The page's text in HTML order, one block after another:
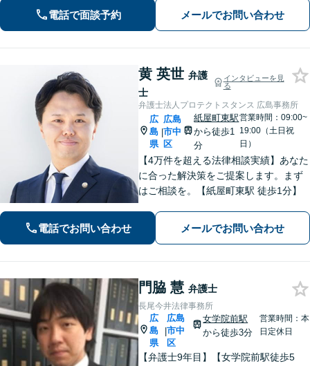
話しやすい弁護士に是非ご相談くださ
い。（合同庁舎内郵便局近く）
電話で面談予約 メールでお問い合わせ
黄 英世 弁護
士
インタビューを見
る
弁護士法人プロテクトスタンス 広島事務所
広
島
県
|
広島
市中
区
紙屋町東駅
から徒歩1
分
営業時間：09:00~
19:00（土日祝
日）
【4万件を超える法律相談実績】あなた
に合った解決策をご提案します。まず
はご相談を。【紙屋町東駅 徒歩1分】
電話でお問い合わせ メールでお問い合わせ
門脇 慧 弁護士
長尾今井法律事務所
広
島
県
|
広島
市中
区
女学院前駅
から徒歩3分
営業時間：本
日定休日
【弁護士9年目】【女学院前駅徒歩5